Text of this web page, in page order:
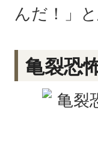
んだ！」
亀裂恐